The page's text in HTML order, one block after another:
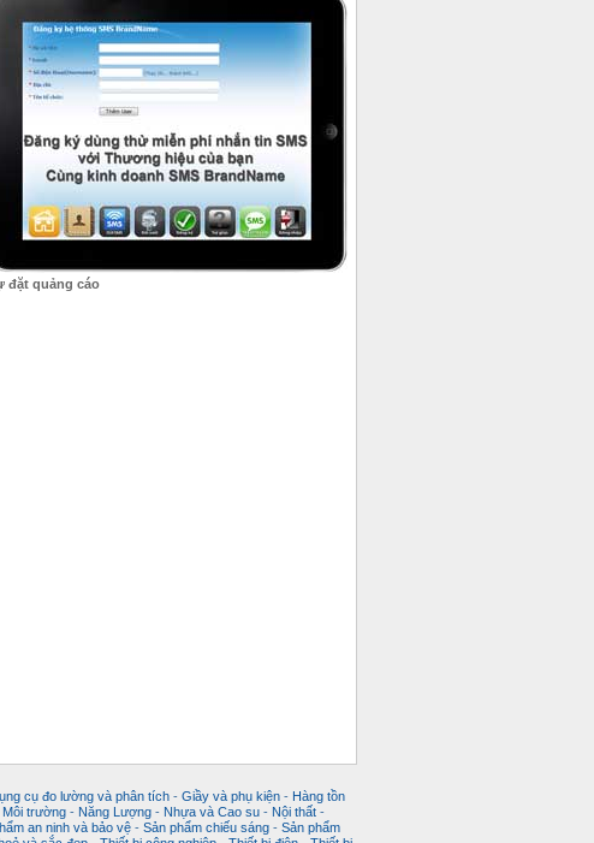
PHÁT
CÔNG TY TNHH NỘI THẤT ĐỒNG GIA PHÁT
Công ty TNHH Xuất Nhập Khẩu TH Tân Viễn Đông
Công Ty TNHH Pusico Việt Nam
Công Ty Cổ Phần Công Nghệ Intersys Toàn Cầu
công ty tnhh thương mai dịch vụ kỷ thuật thái anh tài
CÔNG TY TNHH XNK TMDV NGÔI SAO VIỆT
Công Ty TNHH Khoa Học Xanh
Công ty TNHH XNK Quỳnh Thiên Phát
Công ty Cổ phần Kỹ thuật Ý Tưởng
Công Ty TNHH Phát Triển Dự Án Song Nam
CÔNG TY CỔ PHẦN BÊ TÔNG NHẸ ĐÀ NẴNG
Công ty Cổ Phần Bình Vinh
đặt quảng cáo
cụ đo lường và phân tích - Giầy và phụ kiện - Hàng tồn
Môi trường - Năng Lượng - Nhựa và Cao su - Nội thất -
an ninh và bảo vệ - Sản phẩm chiếu sáng - Sản phẩm